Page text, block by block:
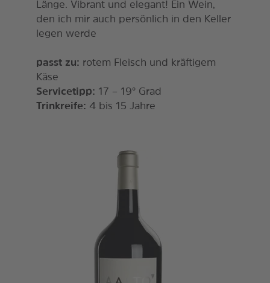
Länge. Vibrant und elegant! Ein Wein,
den ich mir auch persönlich in den Keller
legen werde
passt zu: rotem Fleisch und kräftigem
Käse
Servicetipp: 17 – 19° Grad
Trinkreife: 4 bis 15 Jahre